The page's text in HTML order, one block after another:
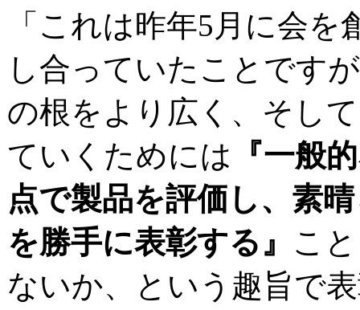
「これは昨年5月に会
し合っていたことです
の根をより広く、そし
ていくためには 『一般
点で製品を評価し、素
を勝手に表彰する』 こ
ないか、という趣旨で